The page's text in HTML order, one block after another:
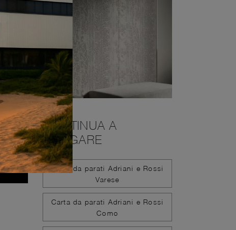
CONTINUA A
NAVIGARE
Carta da parati Adriani e Rossi
Varese
Carta da parati Adriani e Rossi
Como